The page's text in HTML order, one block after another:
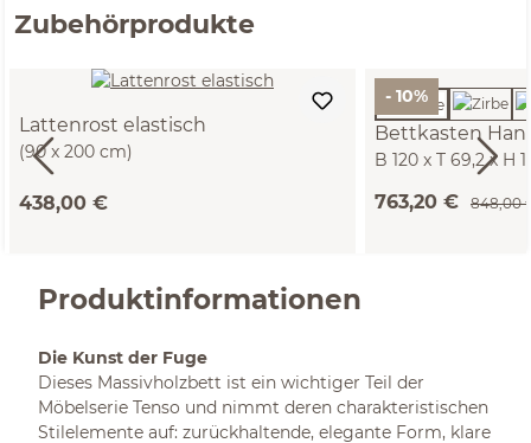
Zubehörprodukte
Lattenrost elastisch
(90 x 200 cm)
438,00 €
- 10%
Bettkasten
B 120 x T 69,2 x H
763,20 € 848,00
Produktinformationen
Die Kunst der Fuge
Dieses Massivholzbett ist ein wichtiger Teil der
Möbelserie Tenso und nimmt deren charakteristischen
Stilelemente auf: zurückhaltende, elegante Form, klare